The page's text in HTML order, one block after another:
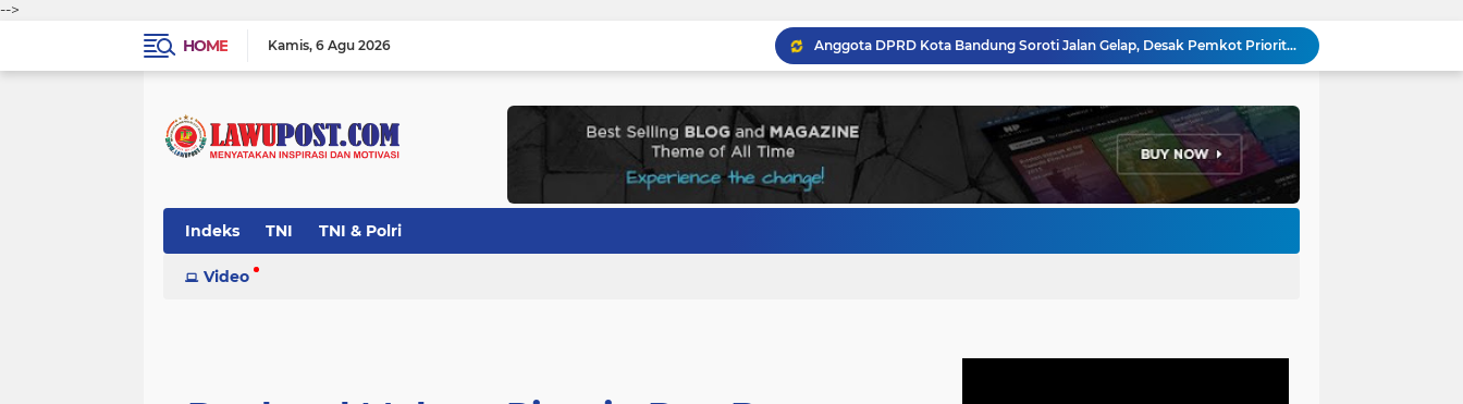
-->
HOME
Kamis 6 Agu 2026
Anggota DPRD Kota Bandung Soroti Jalan Gelap, Desak Pemkot Prioritaskan Pembenahan PJU
Pemkot Bandung Gandeng Big Bad Wolf Hadirkan Festival Literasi Pages and Plates
Program Gaslah Kota Bandung Raih Apresiasi Pemerintah Pusat, Pengolahan Sampah Capai 30 Persen
Hikmah Setelah Ibadah Salat Jumat: Momentum Memperkuat Iman dan Kepedulian Sosial
Bupati Jeje Ritchie Ismail Rotasikan Kadishub dan Kadisbudpar, Serta Lantik Ratusan ASN Bandung Barat
Indeks TNI TNI & Polri
Video